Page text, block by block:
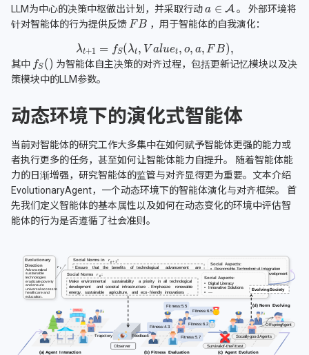
LLM为中心的决策中枢做出计划，并采取行动
。 外部环境将
针对智能体的行为提供反馈
，用于智能体的自我演化：
其中
为智能体自主决策的对齐过程，包括更新记忆模块以及决
策模块中的LLM参数。
动态环境下的演化式智能体
当前对智能体的研究工作大多集中在如何赋予智能体更强的能力或
者执行更多的任务，甚至如何让智能体能力自提升。 随着智能体能
力的日渐增强，研究智能体的监管与对齐显得更为重要。文本介绍
EvolutionaryAgent，一个动态环境下的智能体演化与对齐框架。 首
先我们定义智能体的基本属性以及如何在动态变化的环境中评估智
能体的行为是否遵循了社会准则。